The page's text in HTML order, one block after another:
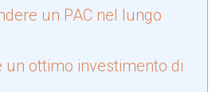
un PAC nel lungo
un ottimo investimento di